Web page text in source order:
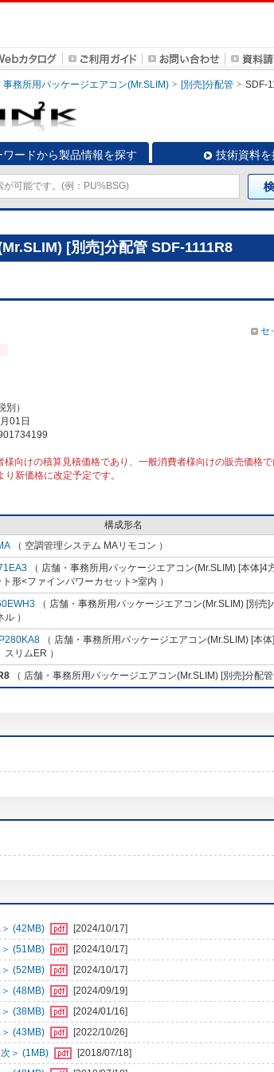
事務所用パッケージエアコン(Mr.SLIM) [別売]分配管 SDF-
ワードから製品情報を探す 技術資料を
[別売]分配管 SDF-1111R8
セ
）
01日
向けの積算見積価格であり、一般消費者様向けの販売価格で
新価格に改定予定です。
構成形名
（ 空調管理システム MAリモコン ）
（ 店舗・事務所用パッケージエアコン(Mr.SLIM) [本体]4
形<ファインパワーカセット>室内 ）
（ 店舗・事務所用パッケージエアコン(Mr.SLIM) [別売]
）
（ 店舗・事務所用パッケージエアコン(Mr.SLIM) [本
リムER ）
（ 店舗・事務所用パッケージエアコン(Mr.SLIM) [別売]分配管
(42MB)
[2024/10/17]
(51MB)
[2024/10/17]
(52MB)
[2024/10/17]
(48MB)
[2024/09/19]
(38MB)
[2024/01/16]
(43MB)
[2022/10/26]
＞ (1MB)
[2018/07/18]